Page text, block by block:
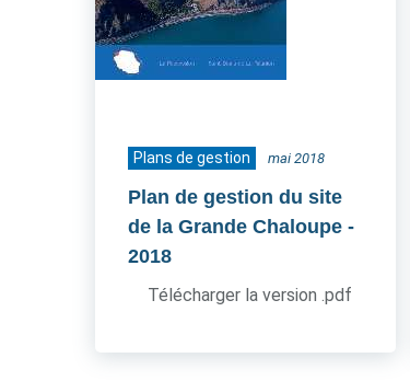
Plans de gestion mai 2018
Plan de gestion du site
de la Grande Chaloupe -
2018
Télécharger la version .pdf